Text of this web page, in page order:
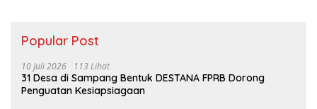
Popular Post
10 Juli 2026 113 Lihat
31 Desa di Sampang Bentuk DESTANA FPRB Dorong
Penguatan Kesiapsiagaan